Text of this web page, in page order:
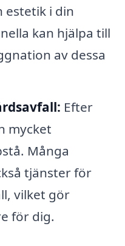
estetik i din
kan hjälpa till
av dessa
Efter
mycket
Många
tjänster för
vilket gör
för dig.